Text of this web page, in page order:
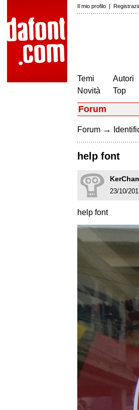
Il mio profilo |
Temi
Novità
Autori
Top
Forum
Forum →
help font
23/10/
help font